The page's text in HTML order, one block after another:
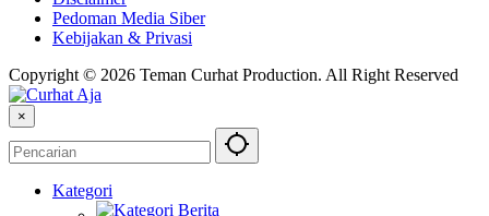
Pedoman Media Siber
Kebijakan & Privasi
Copyright © 2026 Teman Curhat Production. All Right Reserved
×
Kategori